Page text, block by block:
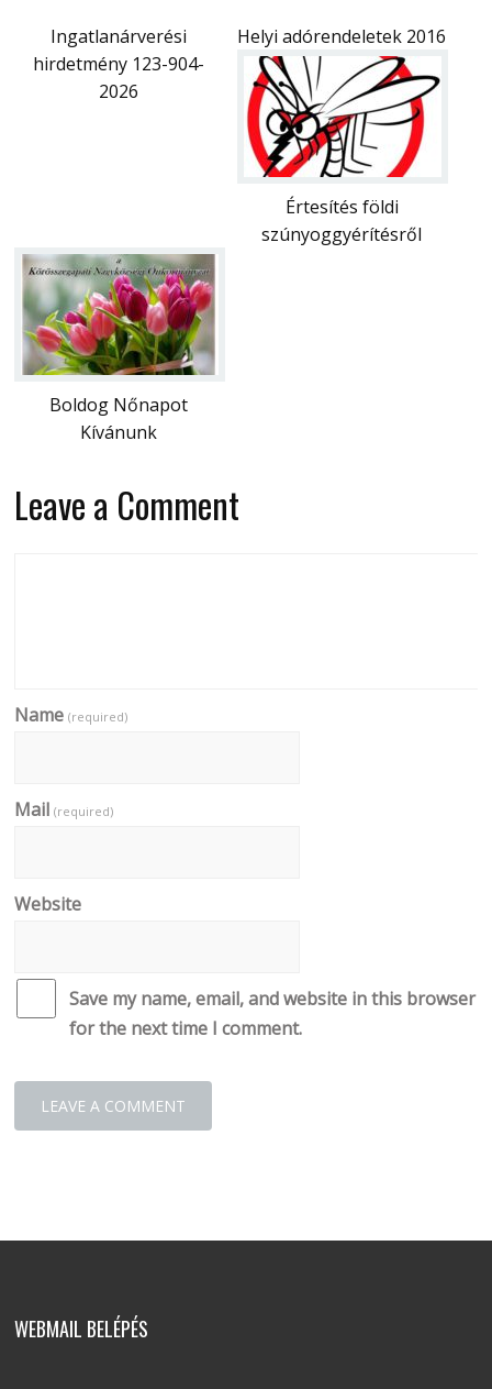
Ingatlanárverési
hirdetmény 123-904-
2026
Helyi adórendeletek 2016
Értesítés földi
szúnyoggyérítésről
Boldog Nőnapot
Kívánunk
Leave a Comment
Name(required)
Mail(required)
Website
Save my name, email, and website in this browser
for the next time I comment.
WEBMAIL BELÉPÉS